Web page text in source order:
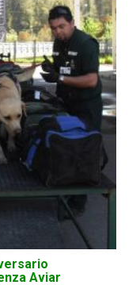
Aviar